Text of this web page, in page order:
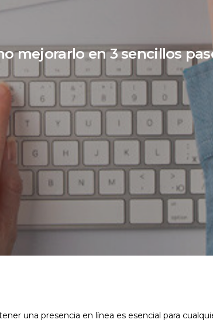
mejorarlo en 3 sencillos
una presencia en línea es esencial para